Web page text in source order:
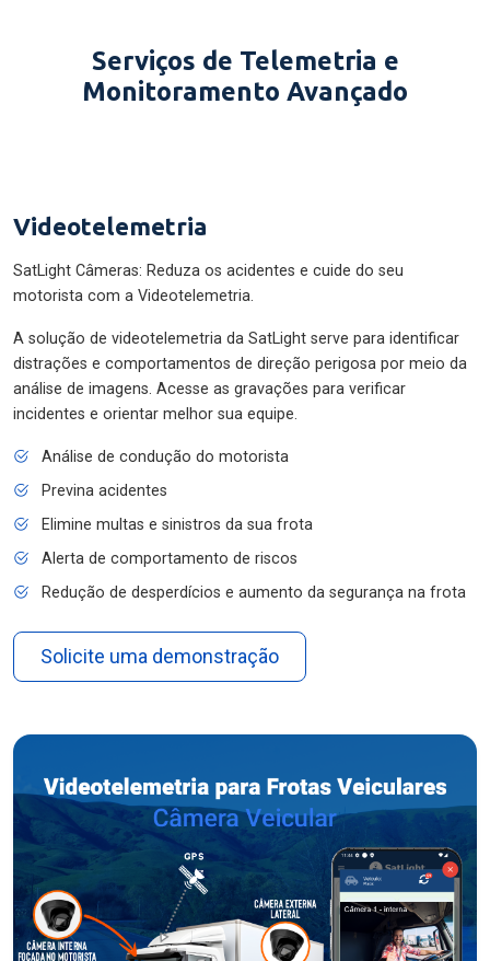
Serviços de Telemetria e
Monitoramento Avançado
Videotelemetria
SatLight Câmeras: Reduza os acidentes e cuide do seu
motorista com a Videotelemetria.
A solução de videotelemetria da SatLight serve para identificar
distrações e comportamentos de direção perigosa por meio da
análise de imagens. Acesse as gravações para verificar
incidentes e orientar melhor sua equipe.
Análise de condução do motorista
Previna acidentes
Elimine multas e sinistros da sua frota
Alerta de comportamento de riscos
Redução de desperdícios e aumento da segurança na frota
Solicite uma demonstração